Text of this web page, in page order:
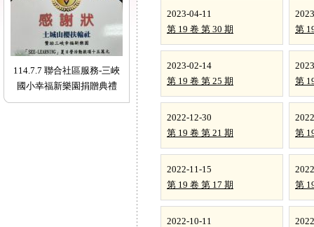
114.7.7 聯合社區服務-三峽
國小幸福新樂園捐贈典禮
2023-04-11
第 19 卷 第 30 期
第
2023-02-14
第 19 卷 第 25 期
第
2022-12-30
第 19 卷 第 21 期
第
2022-11-15
第 19 卷 第 17 期
第
2022-10-11